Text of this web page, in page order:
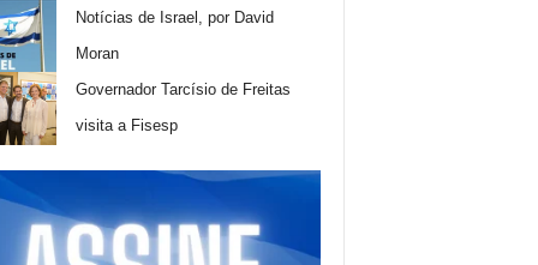
Notícias de Israel, por David
Moran
Governador Tarcísio de Freitas
visita a Fisesp